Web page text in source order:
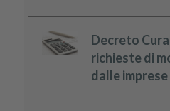
Decreto
richieste di
dalle imprese